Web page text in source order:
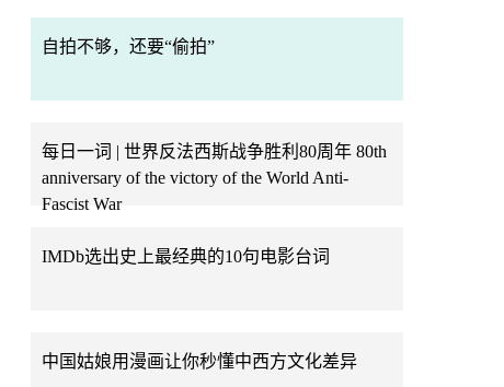
自拍不够，还要“偷拍”
每日一词 | 世界反法西斯战争胜利80周年 80th
anniversary of the victory of the World Anti-
Fascist War
IMDb选出史上最经典的10句电影台词
中国姑娘用漫画让你秒懂中西方文化差异